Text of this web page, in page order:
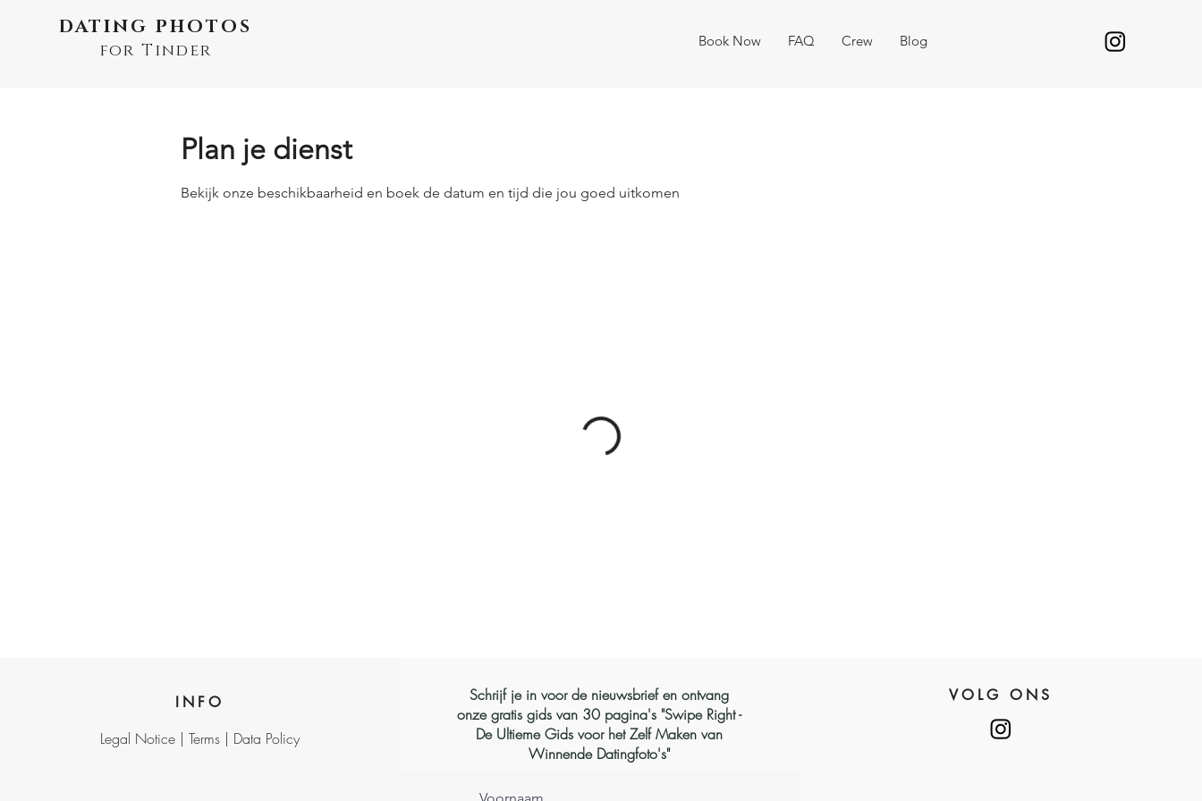
DATING PHOTOS
for Tinder Book Now FAQ Crew Blog
Plan je dienst
Bekijk onze beschikbaarheid en boek de datum en tijd die jou goed uitkomen
INFO
Legal Notice |Terms | Data Policy
Schrijf je in voor de nieuwsbrief en ontvang
onze gratis gids van 30 pagina's "Swipe Right -
De Ultieme Gids voor het Zelf Maken van
Winnende Datingfoto's"
VOLG ONS